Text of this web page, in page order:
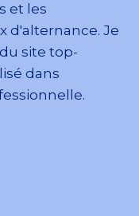
et les
d'alternance. Je
site top-
dans